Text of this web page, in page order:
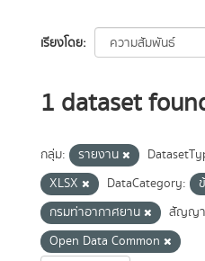
เรียงโดย
1 dataset
กลุ่ม: รายงาน
XLSX
DataCategory:
กรมท่าอากาศยาน
สัญญ
Open Data Common